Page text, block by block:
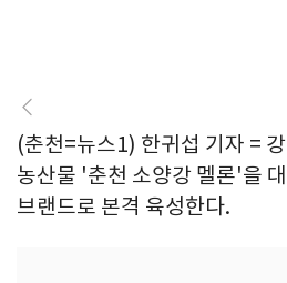
(춘천=뉴스1) 한귀섭 기자 =
농산물 '춘천 소양강 멜론'을
브랜드로 본격 육성한다.